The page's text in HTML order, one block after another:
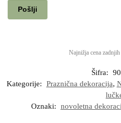
Najnižja cena
Šifra:
Kategorije:
Praznična dekoracija,
Oznaki:
novoletna